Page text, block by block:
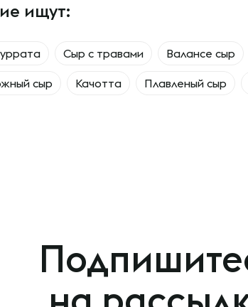
ищут:
Сыр с травами Валансе сыр
сыр Качотта Плавленый сыр